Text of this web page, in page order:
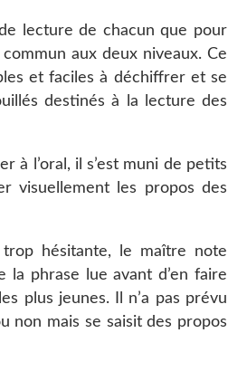
lecture de chacun que pour
aux deux niveaux. Ce
et faciles à déchiffrer et se
destinés à la lecture des
à l’oral, il s’est muni de petits
visuellement les propos des
hésitante, le maître note
phrase lue avant d’en faire
plus jeunes. Il n’a pas prévu
non mais se saisit des propos